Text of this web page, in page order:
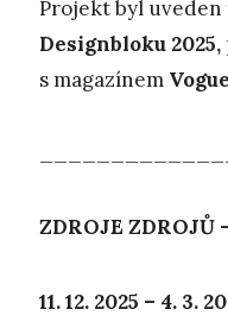
Projekt byl uveden
Designbloku 2025,
s magazínem
ZDROJE
11. 12. 2025 – 4. 3.